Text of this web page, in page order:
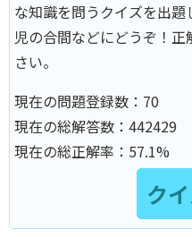
な知識を問うクイズを出
児の合間などにどうぞ！
さい。
現在の問題登録数： 70
現在の総解答数： 442429
現在の総正解率： 57.1%